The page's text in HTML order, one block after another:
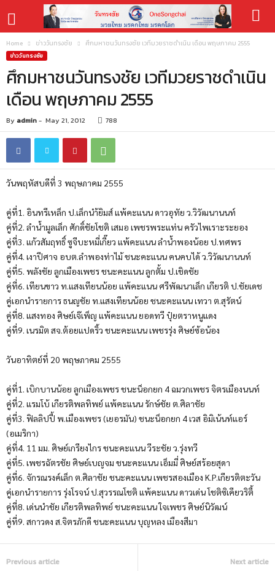
Home ข่าววันทรงชัย ศึกมหาชนวันทรงชัย เวทีมวยราชดำเนิน เดือน พฤษภาคม 2555
ข่าววันทรงชัย
ศึกมหาชนวันทรงชัย เวทีมวยราชดำเนิน
เดือน พฤษภาคม 2555
By admin- May 21, 2012 788
วันพฤหัสบดีที่ 3 พฤษภาคม 2555
คู่ที่1. อินทรีเหล็ก ป.เล็กนำ้ยิมส์ แพ้คะแนน ดาวอุทัย ว.วิวัฒนานนท์
คู่ที่2. ลำน้ำมูลเล็ก ศักดิ์ชัยโชติ เสมอ เพชรพระแท่น ครัวไพเราะระยอง
คู่ที่3. แก้วสัมฤทธิ์ ซูจีบะหมี่เกี๊ยว แพ้คะแนน ลำน้ำพองน้อย ป.ทศพร
คู่ที่4. เงาปีศาจ อบต.ลำพองท่าไม้ ชนะคะแนน คนคบได้ ว.วิวัฒนานนท์
คู่ที่5. พลังชัย ลูกเมืองเพชร ชนะคะแนน ลูกตั้ม ป.เชิดชัย
คู่ที่6. เทียนขาว ท.แสงเทียนน้อย แพ้คะแนน ศรีพัฒนาเล็ก เกียรติ ป.ชัยเดช
คู่เอกนำรายการ ธนญชัย ท.แสงเทียนน้อย ชนะคะแนน เทวา ต.สุรัตน์
คู่ที่8. แสงทอง ศิษย์เจ๊เพ็ญ แพ้คะแนน ยอดทวี ปุ๋ยตราหนูแดง
คู่ที่9. เนรมิต สจ.ต้อยแปดริ้ว ชนะคะแนน เพชรรุ่ง ศิษย์ซ้อน้อง
วันอาทิตย์ที่ 20 พฤษภาคม 2555
คู่ที่1. เบิกบานน้อย ลูกเมืองเพชร ชนะน็อกยก 4 ฉมวกเพชร จิตรเมืองนนท์
คู่ที่2. แรมโบ้ เกียรติพลทิพย์ แพ้คะแนน รักษ์ชัย ต.ศิลาชัย
คู่ที่3. ฟิลลิปปี้ พ.เมืองเพชร (เยอรมัน) ชนะน็อกยก 4 เวส อิมิเน้นท์แอร์
(อเมริกา)
คู่ที่4. 11 มม. ศิษย์เกรียงไกร ชนะคะแนน วีระชัย ว.รุ่งทวี
คู่ที่5. เพชรฉัตรชัย ศิษย์เบญจม ชนะคะแนน เอ็มมี่ ศิษย์สร้อยสุดา
คู่ที่6. จักรณรงค์เล็ก ต.ศิลาชัย ชนะคะแนน เพชรสองเมือง K.P.เกียรติตะวัน
คู่เอกนำรายการ รุ่งโรจน์ ป.สุวรรณโชติ แพ้คะแนน ดาวเด่น โชติซิเคียวริตี้
คู่ที่8. เด่นนำชัย เกียรติพลทิพย์ ชนะคะแนน ใจเพชร ศิษย์นิวัฒน์
คู่ที่9. สกาวดง ส.จิตรภักดี ชนะคะแนน บุญหลง เมืองสีมา
Previous article Next article